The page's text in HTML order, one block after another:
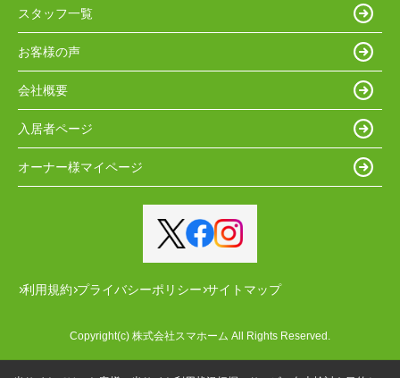
スタッフ一覧
お客様の声
会社概要
入居者ページ
オーナー様マイページ
利用規約 プライバシーポリシー サイトマップ
Copyright(c) 株式会社スマホーム All Rights Reserved.